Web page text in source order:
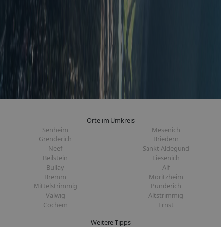
Orte im Umkreis
Senheim
Mesenich
Grenderich
Briedern
Neef
Sankt Aldegund
Beilstein
Liesenich
Bullay
Alf
Bremm
Moritzheim
Mittelstrimmig
Pünderich
Valwig
Altstrimmig
Cochem
Ernst
Weitere Tipps